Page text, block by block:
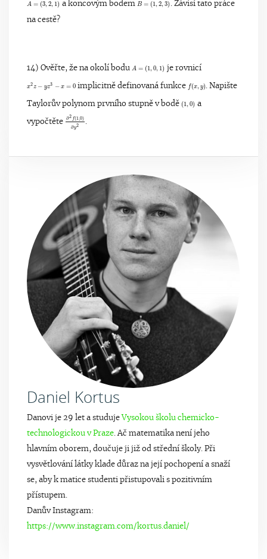
A = (3,2, 1)
A=(3,2,1)
a koncovým bodemB = (1,2,3)
B=(1,2,3)
. Závisí tato práce
na cestě?
14) Ověřte, že na okolí bodu A = (1,0, 1)
A=(1,0,1)
je rovnicí
x2z − yz3 − x = 0
x2z−yz3−x=0
implicitně definovaná funkce f(x, y)
f(x,y)
. Napište
Taylorův polynom prvního stupně v bodě (1,0)
(1,0
a
vypočtěte ∂2 f(1,0)
∂y2
∂2f(.
Daniel Kortus
Danovi je 29 let a studuje Vysokou školu chemicko-
technologickou v Praze . Ač matematika není jeho
hlavním oborem, doučuje ji již od střední školy. Při
vysvětlování látky klade důraz na její pochopení a snaží
se, aby k matice studenti přistupovali s pozitivním
přístupem.
Danův Instagram:
https://www.instagram.com/kortus.daniel/